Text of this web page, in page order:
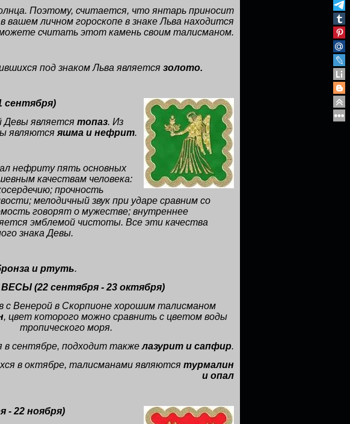
Поэтому, считается, что янтарь приносит
вашем личном гороскопе в знаке Льва находится
считать этот камень своим талисманом.
под знаком Льва является золото.
сентября)
Девы является топаз. Из
являются яшма и нефрит.
нефриту пять основных
качествам человека:
прочность
мелодичный звук при ударе сравним со
говорят о мужестве; внутреннее
эмблемой чистоты. Все эти качества
знака Девы.
и ртуть.
ВЕСЫ (22 сентября - 23 октября)
с Венерой в Скорпионе хорошим талисманом
, цвет которого можно сравнить с цветом воды
тропического моря.
в сентябре, подходит такжелазурит и сапфир.
в октябре, талисманами являются турмалин
и опал
- 22 ноября)